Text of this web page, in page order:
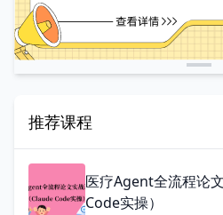
推荐课程
医疗Agent全流程论
Code实操）